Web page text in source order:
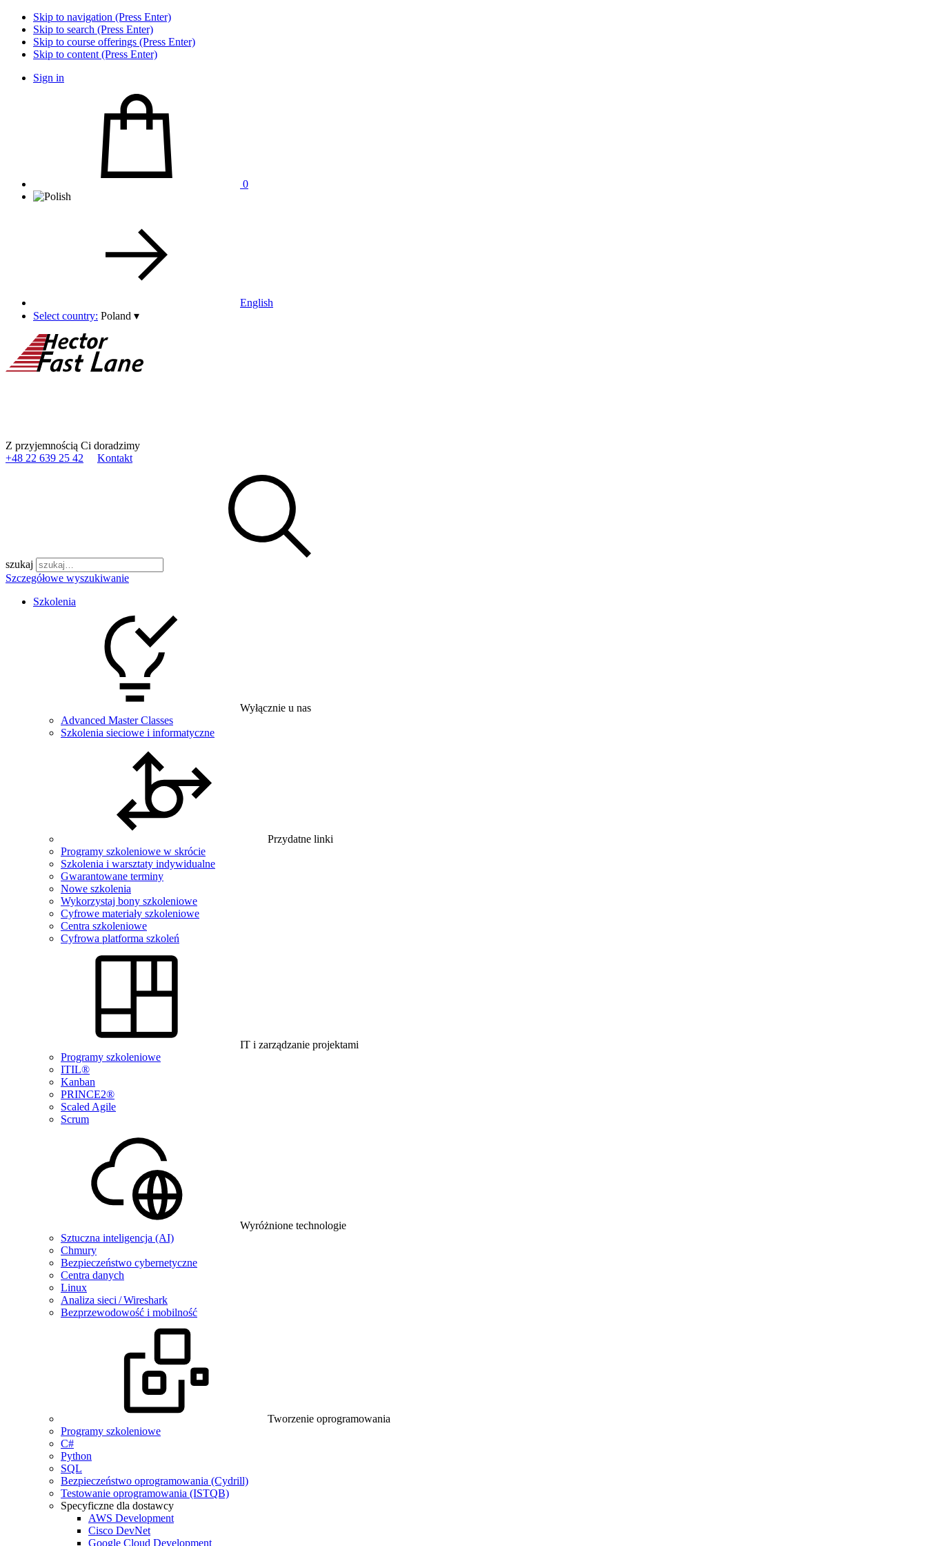
Skip to navigation (Press Enter)
Skip to search (Press Enter)
Skip to course offerings (Press Enter)
Skip to content (Press Enter)
Sign in
0
English
Select country: Poland ▾
Z przyjemnością Ci doradzimy
+48 22 639 25 42
Kontakt
szukaj
Szczegółowe wyszukiwanie
Szkolenia
Wyłącznie u nas
Advanced Master Classes
Szkolenia sieciowe i informatyczne
Przydatne linki
Programy szkoleniowe w skrócie
Szkolenia i warsztaty indywidualne
Gwarantowane terminy
Nowe szkolenia
Wykorzystaj bony szkoleniowe
Cyfrowe materiały szkoleniowe
Centra szkoleniowe
Cyfrowa platforma szkoleń
IT i zarządzanie projektami
Programy szkoleniowe
ITIL®
Kanban
PRINCE2®
Scaled Agile
Scrum
Wyróżnione technologie
Sztuczna inteligencja (AI)
Chmury
Bezpieczeństwo cybernetyczne
Centra danych
Linux
Analiza sieci / Wireshark
Bezprzewodowość i mobilność
Tworzenie oprogramowania
Programy szkoleniowe
C#
Python
SQL
Bezpieczeństwo oprogramowania (Cydrill)
Testowanie oprogramowania (ISTQB)
Specyficzne dla dostawcy
AWS Development
Cisco DevNet
Google Cloud Development